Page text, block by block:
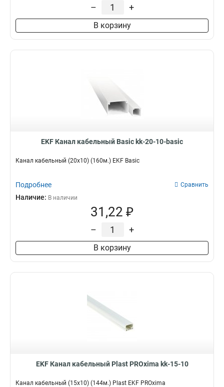
– +
В корзину
EKF Канал кабельный Basic kk-20-10-basic
Канал кабельный (20х10) (160м.) EKF Basic
Подробнее Сравнить
Наличие: В наличии
31,22 ₽
– +
В корзину
EKF Канал кабельный Plast PROxima kk-15-10
Канал кабельный (15х10) (144м.) Plast EKF PROxima